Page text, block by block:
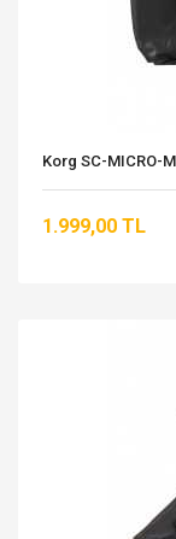
Korg SC-MICRO-
1.999,00 TL